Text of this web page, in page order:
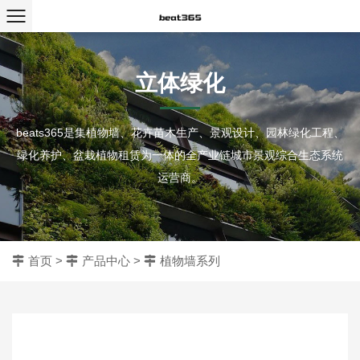
立体绿化
beats365是集植物墙、花卉苗木生产、景观设计、园林绿化工程、
绿化养护、盆栽植物租赁为一体的全产业链城市景观综合生态系统
运营商。
首页 > 产品中心 > 植物墙系列